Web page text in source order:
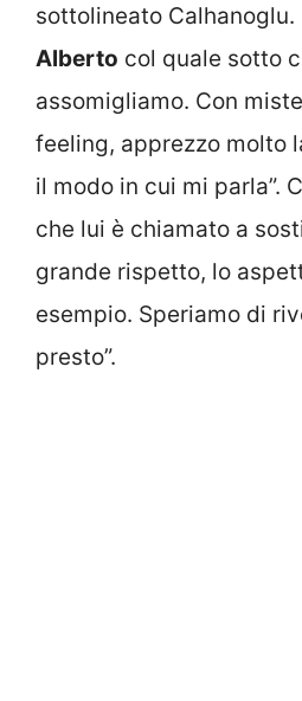
sottolineato
Alberto col quale sotto
assomigliamo. Con
feeling, apprezzo molto
il modo in cui mi parla”.
che lui è chiamato a
grande rispetto, lo
esempio. Speriamo di
presto”.